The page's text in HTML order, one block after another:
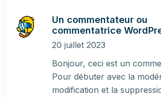
Un commentateur ou
commentatrice
20 juillet 2023
Bonjour, ceci est un
Pour débuter avec la
modification et la